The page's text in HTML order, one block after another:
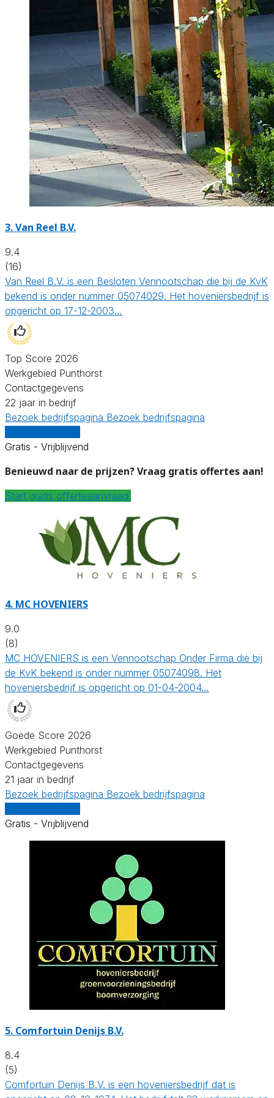
3.Van Reel B.V.
9.4
(16)
Van Reel B.V. is een Besloten Vennootschap die bij de KvK
bekend is onder nummer 05074029. Het hoveniersbedrijf is
opgericht op 17-12-2003…
Top Score 2026
Werkgebied Punthorst
Contactgegevens
22 jaar in bedrijf
Bezoek bedrijfspagina Bezoek bedrijfspagina
Gratis - Vrijblijvend
Benieuwd naar de prijzen? Vraag gratis offertes aan!
Start gratis offerteaanvraag!
4. MC HOVENIERS
9.0
(8)
MC HOVENIERS is een Vennootschap Onder Firma die bij
de KvK bekend is onder nummer 05074098. Het
hoveniersbedrijf is opgericht op 01-04-2004…
Goede Score 2026
Werkgebied Punthorst
Contactgegevens
21 jaar in bedrijf
Bezoek bedrijfspagina Bezoek bedrijfspagina
Gratis - Vrijblijvend
5. Comfortuin Denijs B.V.
8.4
(5)
Comfortuin Denijs B.V. is een hoveniersbedrijf dat is